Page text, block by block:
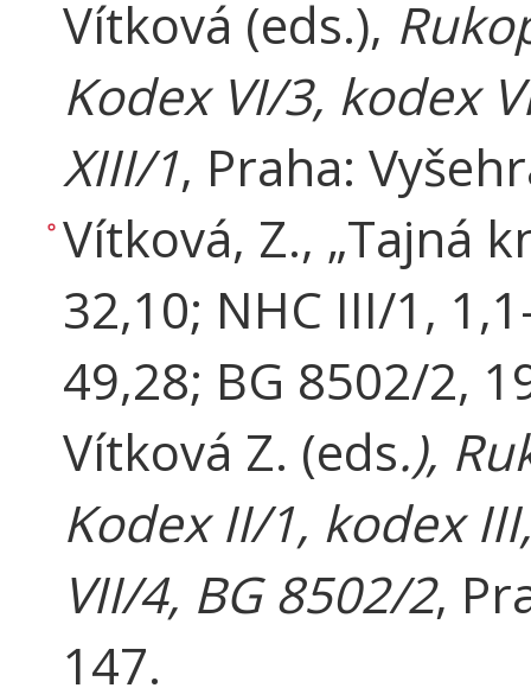
Vítková (eds.),
Kodex VI/3, kodex
XIII/1, Praha:
Vítková, Z., „Tajná
32,10; NHC III/1,
49,28; BG 8502/2,
Vítková Z. (eds.),
Kodex II/1, kodex
VII/4, BG 8502/2,
147.